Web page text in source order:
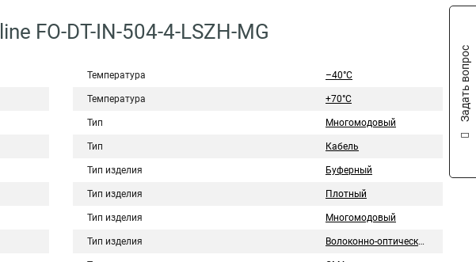
FO-DT-IN-504-4-LSZH-MG
Температура –40°C
Температура +70°C
Тип Многомодовый
Тип Кабель
Тип изделия Буферный
Тип изделия Плотный
Тип изделия Многомодовый
Тип изделия Волоконно-оптический
Задать вопрос